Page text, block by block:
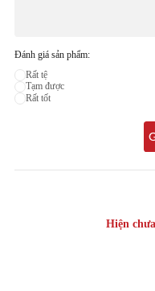
Đánh giá sản phẩm:
Rất tệ
Tạm được
Rất tốt
Hiện